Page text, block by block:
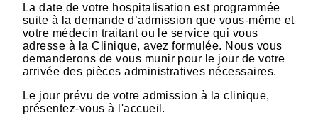
La date de votre hospitalisation est programmée
suite à la demande d’admission que vous-même et
votre médecin traitant ou le service qui vous
adresse à la Clinique, avez formulée. Nous vous
demanderons de vous munir pour le jour de votre
arrivée des pièces administratives nécessaires.
Le jour prévu de votre admission à la clinique,
présentez-vous à l'accueil.